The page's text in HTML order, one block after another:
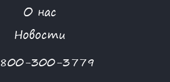
О нас
Новости
300-3779